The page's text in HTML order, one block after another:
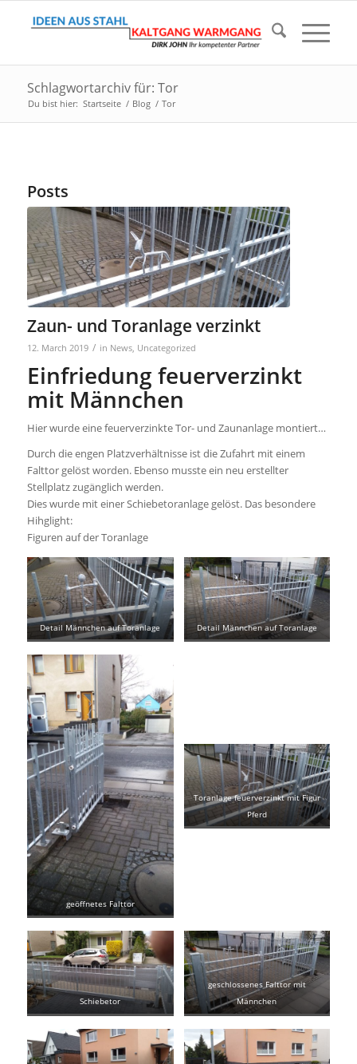
Schlagwortarchiv für: Tor
Du bist hier: Startseite / Blog / Tor
Posts
Zaun- und Toranlage verzinkt
12. March 2019 / in News, Uncategorized
Einfriedung feuerverzinkt
mit Männchen
Hier wurde eine feuerverzinkte Tor- und Zaunanlage montiert…
Durch die engen Platzverhältnisse ist die Zufahrt mit einem
Falttor gelöst worden. Ebenso musste ein neu erstellter
Stellplatz zugänglich werden.
Dies wurde mit einer Schiebetoranlage gelöst. Das besondere
Hihglight:
Figuren auf der Toranlage
Detail Männchen auf Toranlage Detail Männchen auf Toranlage
geöffnetes Falttor
Toranlage feuerverzinkt mit Figur
Pferd
Schiebetor
geschlossenes Falttor mit
Männchen